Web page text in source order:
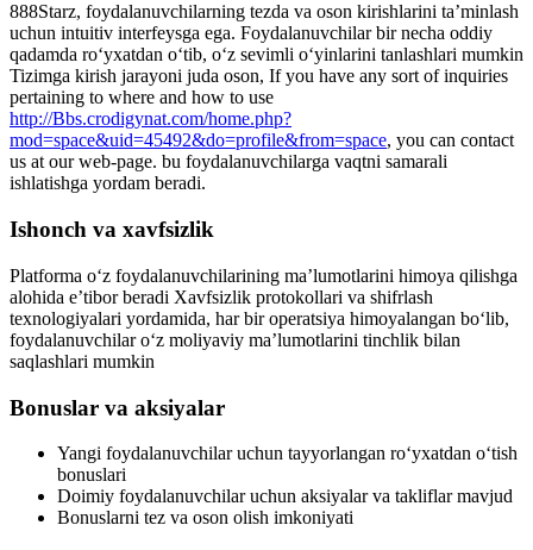
888Starz, foydalanuvchilarning tezda va oson kirishlarini ta’minlash
uchun intuitiv interfeysga ega. Foydalanuvchilar bir necha oddiy
qadamda ro‘yxatdan o‘tib, o‘z sevimli o‘yinlarini tanlashlari mumkin
Tizimga kirish jarayoni juda oson, If you have any sort of inquiries
pertaining to where and how to use
http://Bbs.crodigynat.com/home.php?
mod=space&uid=45492&do=profile&from=space, you can contact
us at our web-page. bu foydalanuvchilarga vaqtni samarali
ishlatishga yordam beradi.
Ishonch va xavfsizlik
Platforma o‘z foydalanuvchilarining ma’lumotlarini himoya qilishga
alohida e’tibor beradi Xavfsizlik protokollari va shifrlash
texnologiyalari yordamida, har bir operatsiya himoyalangan bo‘lib,
foydalanuvchilar o‘z moliyaviy ma’lumotlarini tinchlik bilan
saqlashlari mumkin
Bonuslar va aksiyalar
Yangi foydalanuvchilar uchun tayyorlangan ro‘yxatdan o‘tish
bonuslari
Doimiy foydalanuvchilar uchun aksiyalar va takliflar mavjud
Bonuslarni tez va oson olish imkoniyati